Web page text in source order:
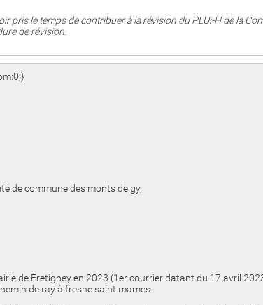
pris le temps de contribuer à la révision du PLUi-H de la
de révision.
de commune des monts de gy,
de Fretigney en 2023 (1er courrier datant du 17 avril
de ray à fresne saint mames.